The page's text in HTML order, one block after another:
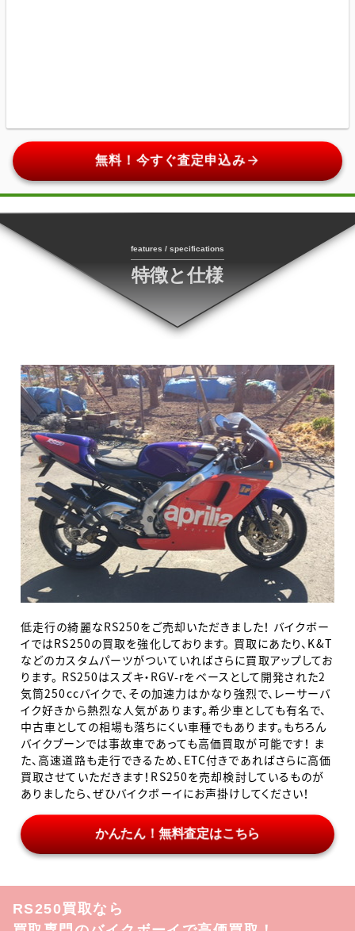
無料！今すぐ査定申込みarrow_forward
features / specifications
特徴と仕様
低走行の綺麗なRS250をご売却いただきました！ バイクボー
イではRS250の買取を強化しております。 買取にあたり、K&T
などのカスタムパーツがついていればさらに買取アップしてお
ります。 RS250はスズキ・RGV-rをベースとして開発された2
気筒250ccバイクで、その加速力はかなり強烈で、レーサーバ
イク好きから熱烈な人気があります。希少車としても有名で、
中古車としての相場も落ちにくい車種でもあります。もちろん
バイクブーンでは事故車であっても高価買取が可能です！ ま
た、高速道路も走行できるため、ETC付きであればさらに高価
買取させていただきます！RS250を売却検討しているものが
ありましたら、ぜひバイクボーイにお声掛けしてください！
かんたん！無料査定はこちら
RS250買取なら